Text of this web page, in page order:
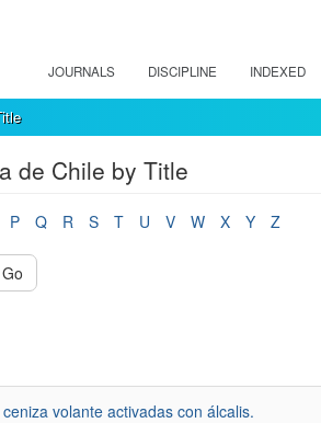
JOURNALS DISCIPLINE INDEXED
de Chile by Title
P Q R S T U V W X Y Z
Go
volante activadas con álcalis.